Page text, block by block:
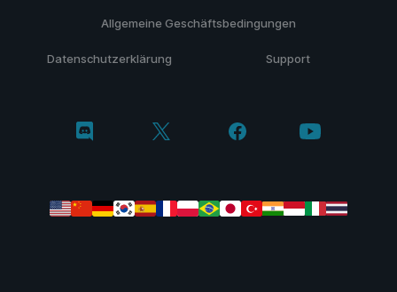
Allgemeine Geschäftsbedingungen
Datenschutzerklärung Support